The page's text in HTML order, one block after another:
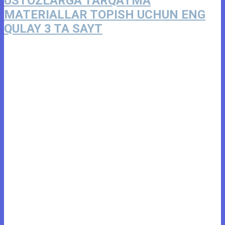
MATERIALLAR TOPISH UCHUN ENG
QULAY 3 TA SAYT